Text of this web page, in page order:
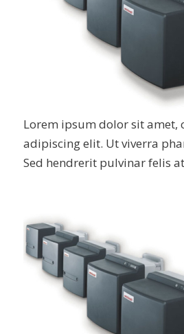
Lorem ipsum dolor sit amet,
adipiscing elit. Ut viverra
Sed hendrerit pulvinar felis